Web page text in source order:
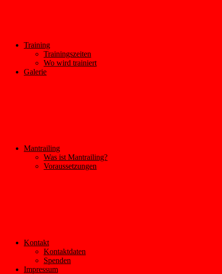
Training
Trainingszeiten
Wo wird trainiert
Galerie
Mantrailing
Was ist Mantrailing?
Voraussetzungen
Kontakt
Kontaktdaten
Spenden
Impressum